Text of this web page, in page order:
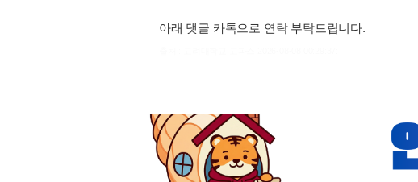
아래 댓글 카톡으로 연락 부탁드립니다.